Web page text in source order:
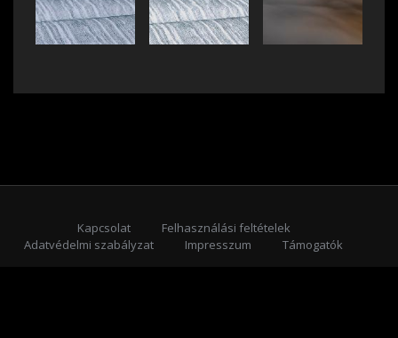
Kapcsolat
Felhasználási feltételek
Adatvédelmi szabályzat
Impresszum
Támogatók